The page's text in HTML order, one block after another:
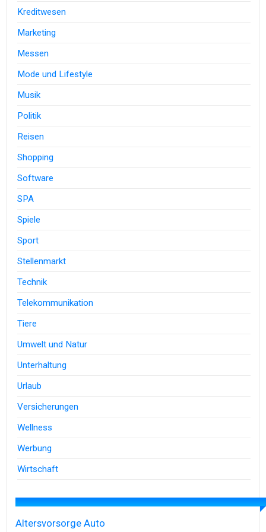
Kreditwesen
Marketing
Messen
Mode und Lifestyle
Musik
Politik
Reisen
Shopping
Software
SPA
Spiele
Sport
Stellenmarkt
Technik
Telekommunikation
Tiere
Umwelt und Natur
Unterhaltung
Urlaub
Versicherungen
Wellness
Werbung
Wirtschaft
Altersvorsorge Auto